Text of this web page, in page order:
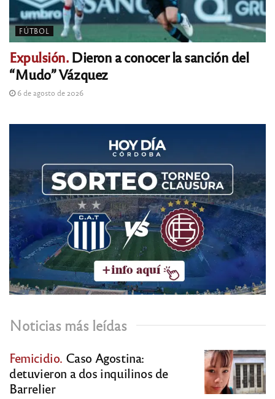
FÚTBOL
Expulsión.Dieron a conocer la sanción del
“Mudo” Vázquez
6 de agosto de 2026
Noticias más leídas
Femicidio. Caso Agostina:
detuvieron a dos inquilinos de
Barrelier